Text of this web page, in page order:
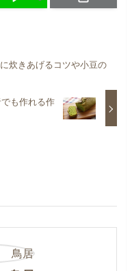
炊きあげるコツや小豆の
も作れる作